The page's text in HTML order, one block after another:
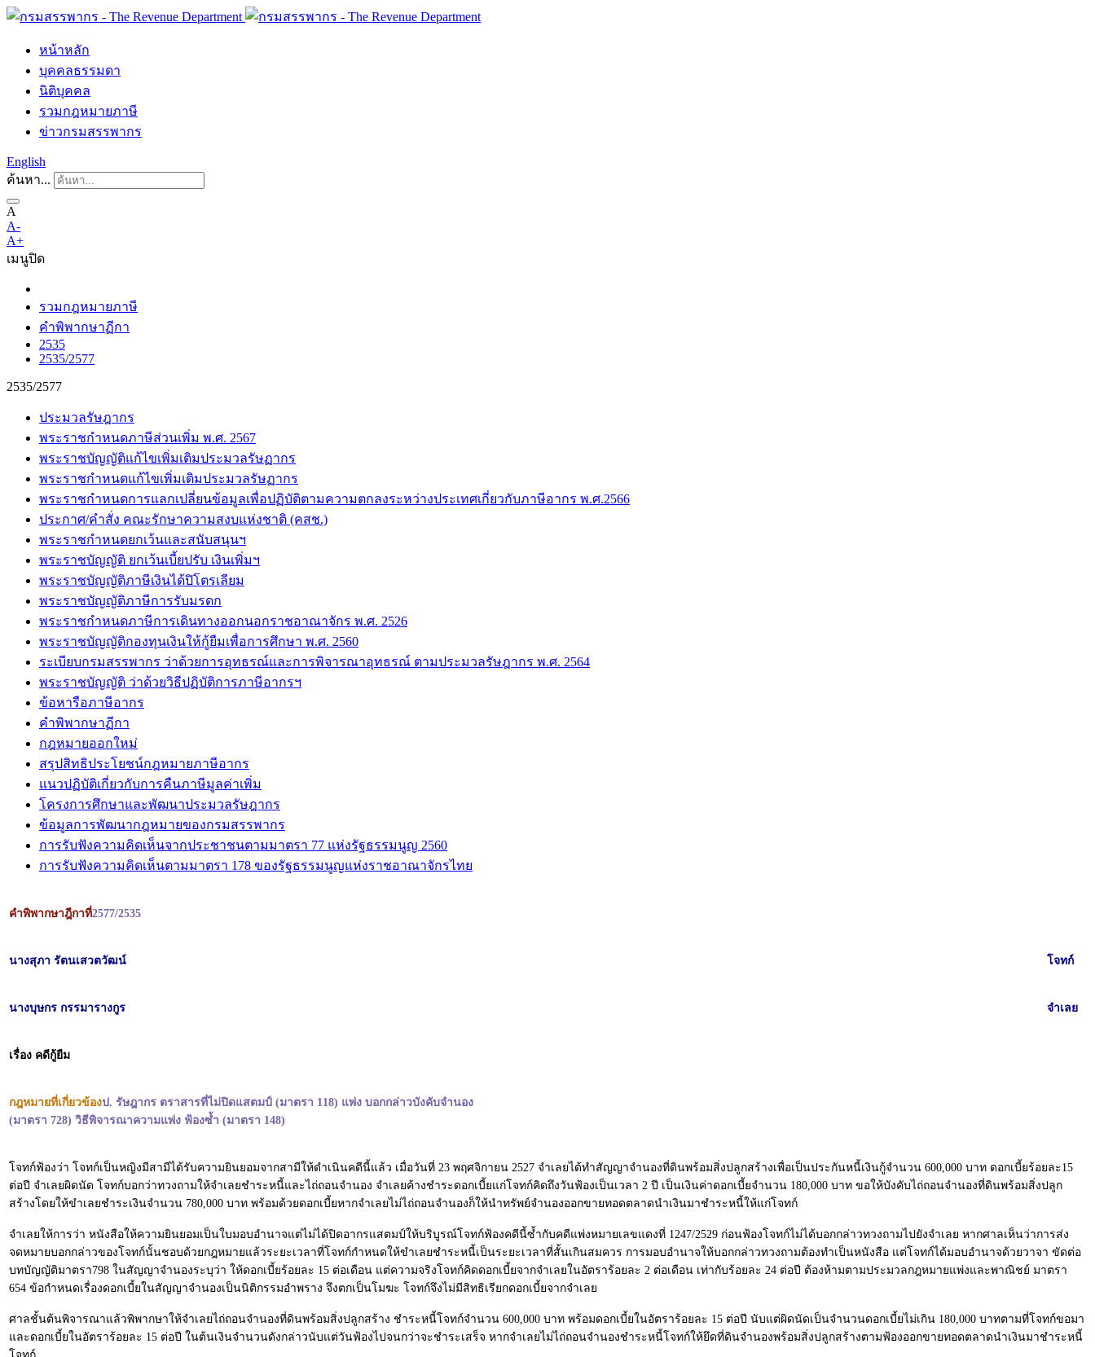
หน้าหลัก
บุคคลธรรมดา
นิติบุคคล
รวมกฎหมายภาษี
ข่าวกรมสรรพากร
English
ค้นหา...
A
A-
A+
เมนูปิด
รวมกฎหมายภาษี
คำพิพากษาฏีกา
2535
2535/2577
2535/2577
ประมวลรัษฎากร
พระราชกำหนดภาษีส่วนเพิ่ม พ.ศ. 2567
พระราชบัญญัติแก้ไขเพิ่มเติมประมวลรัษฏากร
พระราชกำหนดแก้ไขเพิ่มเติมประมวลรัษฏากร
พระราชกำหนดการแลกเปลี่ยนข้อมูลเพื่อปฏิบัติตามความตกลงระหว่างประเทศเกี่ยวกับภาษีอากร พ.ศ.2566
ประกาศ/คำสั่ง คณะรักษาความสงบแห่งชาติ (คสช.)
พระราชกำหนดยกเว้นและสนับสนุนฯ
พระราชบัญญัติ ยกเว้นเบี้ยปรับ เงินเพิ่มฯ
พระราชบัญญัติภาษีเงินได้ปิโตรเลียม
พระราชบัญญัติภาษีการรับมรดก
พระราชกำหนดภาษีการเดินทางออกนอกราชอาณาจักร พ.ศ. 2526
พระราชบัญญัติกองทุนเงินให้กู้ยืมเพื่อการศึกษา พ.ศ. 2560
ระเบียบกรมสรรพากร ว่าด้วยการอุทธรณ์และการพิจารณาอุทธรณ์ ตามประมวลรัษฎากร พ.ศ. 2564
พระราชบัญญัติ ว่าด้วยวิธีปฏิบัติการภาษีอากรฯ
ข้อหารือภาษีอากร
คำพิพากษาฏีกา
กฎหมายออกใหม่
สรุปสิทธิประโยชน์กฎหมายภาษีอากร
แนวปฏิบัติเกี่ยวกับการคืนภาษีมูลค่าเพิ่ม
โครงการศึกษาและพัฒนาประมวลรัษฎากร
ข้อมูลการพัฒนากฎหมายของกรมสรรพากร
การรับฟังความคิดเห็นจากประชาชนตามมาตรา 77 แห่งรัฐธรรมนูญ 2560
การรับฟังความคิดเห็นตามมาตรา 178 ของรัฐธรรมนูญแห่งราชอาณาจักรไทย
คำพิพากษาฎีกาที่2577/2535
นางสุภา รัตนเสวตวัฒน์ โจทก์
นางบุษกร กรรมารางกูร จำเลย
เรื่อง คดีกู้ยืม
กฎหมายที่เกี่ยวข้องป. รัษฎากร ตราสารที่ไม่ปิดแสตมป์ (มาตรา 118) แพ่ง บอกกล่าวบังคับจำนอง
(มาตรา 728) วิธีพิจารณาความแพ่ง ฟ้องซ้ำ (มาตรา 148)
โจทก์ฟ้องว่า โจทก์เป็นหญิงมีสามีได้รับความยินยอมจากสามีให้ดำเนินคดีนี้แล้ว เมื่อวันที่ 23 พฤศจิกายน 2527 จำเลยได้ทำสัญญาจำนองที่ดินพร้อมสิ่งปลูกสร้างเพื่อเป็นประกันหนี้เงินกู้จำนวน 600,000 บาท ดอกเบี้ยร้อยละ15
ต่อปี จำเลยผิดนัด โจทก์บอกว่าทวงถามให้จำเลยชำระหนี้และไถ่ถอนจำนอง จำเลยค้างชำระดอกเบี้ยแก่โจทก์คิดถึงวันฟ้องเป็นเวลา 2 ปี เป็นเงินค่าดอกเบี้ยจำนวน 180,000 บาท ขอให้บังคับไถ่ถอนจำนองที่ดินพร้อมสิ่งปลูก
สร้างโดยให้ขำเลยชำระเงินจำนวน 780,000 บาท พร้อมด้วยดอกเบี้ยหากจำเลยไม่ไถ่ถอนจำนองก็ให้นำทรัพย์จำนองออกขายทอดตลาดนำเงินมาชำระหนี้ให้แก่โจทก์
จำเลยให้การว่า หนังสือให้ความยินยอมเป็นใบมอบอำนาจแต่ไม่ได้ปิดอากรแสตมป์ให้บริบูรณ์โจทก์ฟ้องคดีนี้ซ้ำกับคดีแพ่งหมายเลขแดงที่ 1247/2529 ก่อนฟ้องโจทก์ไม่ได้บอกกล่าวทวงถามไปยังจำเลย หากศาลเห็นว่าการส่ง
จดหมายบอกกล่าวของโจทก์นั้นชอบด้วยกฎหมายแล้วระยะเวลาที่โจทก์กำหนดให้ขำเลยชำระหนี้เป็นระยะเวลาที่สั้นเกินสมควร การมอบอำนาจให้บอกกล่าวทวงถามต้องทำเป็นหนังสือ แต่โจทก์ได้มอบอำนาจด้วยวาจา ขัดต่อ
บทบัญญัติมาตรา798 ในสัญญาจำนองระบุว่า ให้ดอกเบี้ยร้อยละ 15 ต่อเดือน แต่ความจริงโจทก์คิดดอกเบี้ยจากจำเลยในอัตราร้อยละ 2 ต่อเดือน เท่ากับร้อยละ 24 ต่อปี ต้องห้ามตามประมวลกฎหมายแพ่งและพาณิชย์ มาตรา
654 ข้อกำหนดเรื่องดอกเบี้ยในสัญญาจำนองเป็นนิติกรรมอำพราง จึงตกเป็นโมฆะ โจทก์จึงไม่มีสิทธิเรียกดอกเบี้ยจากจำเลย
ศาลชั้นต้นพิจารณาแล้วพิพากษาให้จำเลยไถ่ถอนจำนองที่ดินพร้อมสิ่งปลูกสร้าง ชำระหนี้โจทก์จำนวน 600,000 บาท พร้อมดอกเบี้ยในอัตราร้อยละ 15 ต่อปี นับแต่ผิดนัดเป็นจำนวนดอกเบี้ยไม่เกิน 180,000 บาทตามที่โจทก์ขอมา
และดอกเบี้ยในอัตราร้อยละ 15 ต่อปี ในต้นเงินจำนวนดังกล่าวนับแต่วันฟ้องไปจนกว่าจะชำระเสร็จ หากจำเลยไม่ไถ่ถอนจำนองชำระหนี้โจทก์ให้ยึดที่ดินจำนองพร้อมสิ่งปลูกสร้างตามฟ้องออกขายทอดตลาดนำเงินมาชำระหนี้